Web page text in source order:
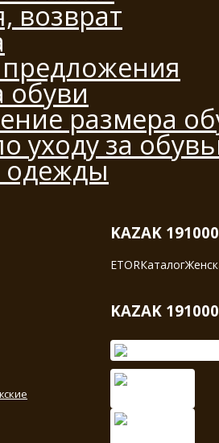
возврат
обуви
размера
уходу за
одежды
KAZAK
ETORКаталог
KAZAK